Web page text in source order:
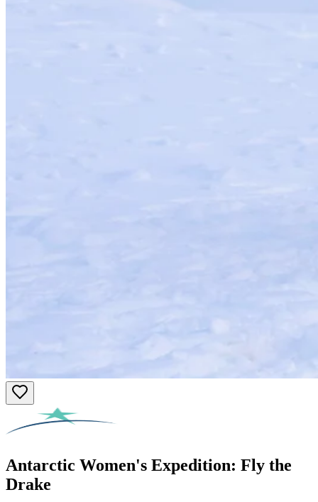
Antarctic Women's Expedition: Fly the
Drake